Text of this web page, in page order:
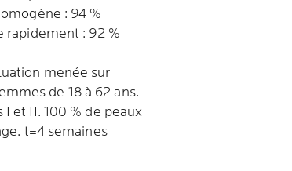
: 94 %
rapidement : 92 %
menée sur
de 18 à 62 ans.
et II. 100 % de peaux
t=4 semaines